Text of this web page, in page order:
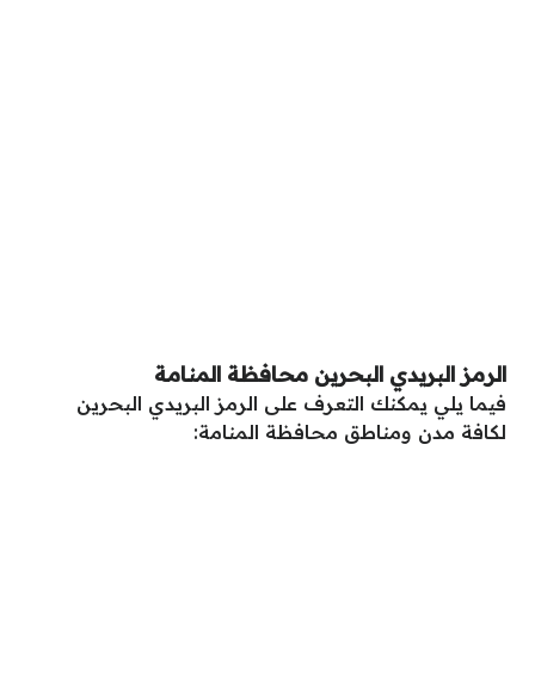
الرمز البريدي البحرين محافظة المنامة
فيما يلي يمكنك التعرف على الرمز البريدي البحرين
لكافة مدن ومناطق محافظة المنامة: